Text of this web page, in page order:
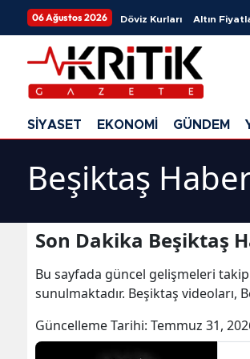
06 Ağustos 2026 Döviz Kurları Altın
SİYASET EKONOMİ GÜNDEM
Beşiktaş
Son Dakika Beşiktaş
Bu sayfada güncel gelişmeleri
sunulmaktadır. Beşiktaş videoları,
Güncelleme Tarihi: Temmuz 31,